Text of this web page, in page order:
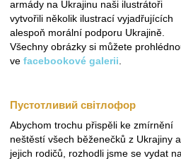
armády na Ukrajinu naši ilustrátoři
vytvořili několik ilustrací vyjadřujících
alespoň morální podporu Ukrajině.
Všechny obrázky si můžete
ve facebookové galerii
Пустотливий світлофор
Abychom trochu přispěli ke zmírnění
neštěstí všech běženečků z Ukrajiny a
jejich rodičů, rozhodli jsme se vydat